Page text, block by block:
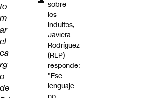
to
m
ar
el
ca
rg
o
de
sobre
los
indultos,
Javiera
Rodríguez
(REP)
responde:
"Ese
lenguaje
no